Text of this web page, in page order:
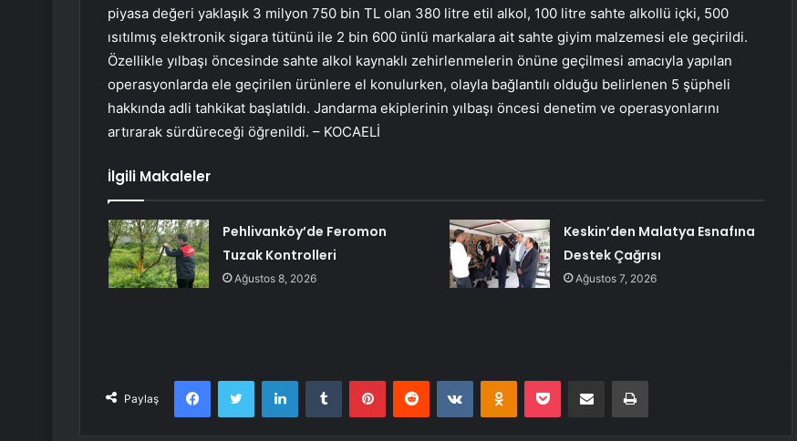
piyasa değeri yaklaşık 3 milyon 750 bin TL olan 380 litre etil alkol, 100 litre sahte alkollü içki, 500
ısıtılmış elektronik sigara tütünü ile 2 bin 600 ünlü markalara ait sahte giyim malzemesi ele geçirildi.
Özellikle yılbaşı öncesinde sahte alkol kaynaklı zehirlenmelerin önüne geçilmesi amacıyla yapılan
operasyonlarda ele geçirilen ürünlere el konulurken, olayla bağlantılı olduğu belirlenen 5 şüpheli
hakkında adli tahkikat başlatıldı. Jandarma ekiplerinin yılbaşı öncesi denetim ve operasyonlarını
artırarak sürdüreceği öğrenildi. – KOCAELİ
İlgili Makaleler
Pehlivanköy’de Feromon
Tuzak Kontrolleri
Ağustos 8, 2026
Keskin’den Malatya Esnafına
Destek Çağrısı
Ağustos 7, 2026
Paylaş
FacebookTwitter LinkedInTumblr PinterestReddit VKontakteOdnoklassniki
Pocket E-Posta ile paylaş Yazdır